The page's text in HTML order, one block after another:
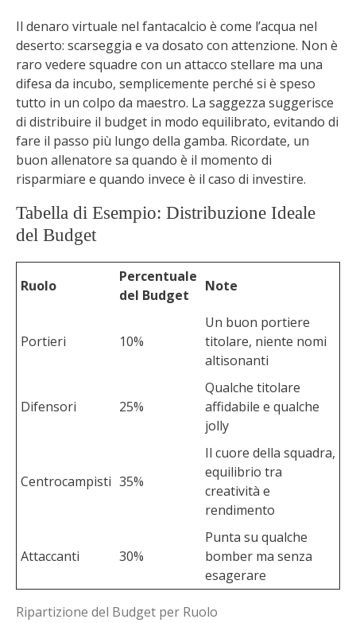
Il denaro virtuale nel fantacalcio è come l’acqua nel
deserto: scarseggia e va dosato con attenzione. Non è
raro vedere squadre con un attacco stellare ma una
difesa da incubo, semplicemente perché si è speso
tutto in un colpo da maestro. La saggezza suggerisce
di distribuire il budget in modo equilibrato, evitando di
fare il passo più lungo della gamba. Ricordate, un
buon allenatore sa quando è il momento di
risparmiare e quando invece è il caso di investire.
Tabella di Esempio: Distribuzione Ideale
del Budget
Ripartizione del Budget per Ruolo
Ruolo
Percentuale
del Budget
Note
Portieri 10%
Un buon portiere
titolare, niente nomi
altisonanti
Difensori 25%
Qualche titolare
affidabile e qualche
jolly
Centrocampisti 35%
Il cuore della squadra,
equilibrio tra
creatività e
rendimento
Attaccanti 30%
Punta su qualche
bomber ma senza
esagerare